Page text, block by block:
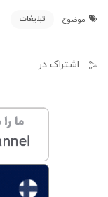
موضوع تبلیغات
اشتراک در